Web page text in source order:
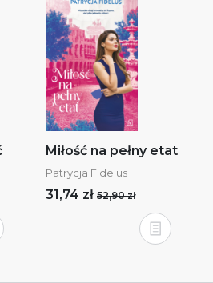
Miłość na pełny etat
Patrycja Fidelus
31,74 zł 52,90 zł